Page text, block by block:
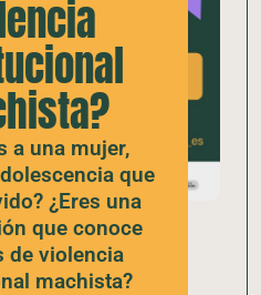
violencias
a una mujer,
que
¿Eres una
que conoce
de violencia
machista?